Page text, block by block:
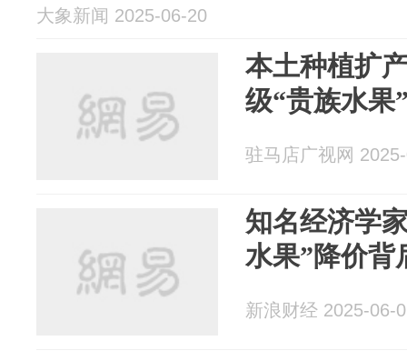
大象新闻 2025-06-20
本土种植扩
级“贵族水果
驻马店广视网
知名经济学
水果”降价背
新浪财经 2025-06-